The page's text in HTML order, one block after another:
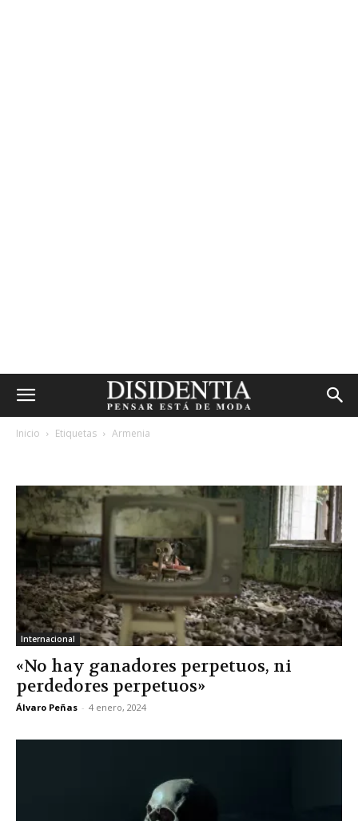
Inicio Etiquetas Armenia
Internacional
«No hay ganadores perpetuos, ni
perdedores perpetuos»
Álvaro Peñas - 4 enero, 2024